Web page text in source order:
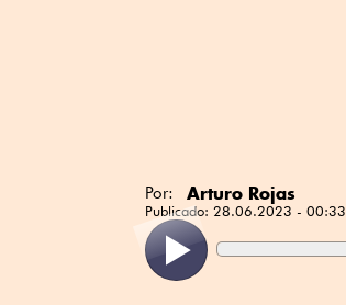
Por: Arturo Rojas
Publicado: 28.06.2023 - 00:33